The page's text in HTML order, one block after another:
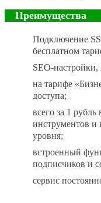
Преимущества
Подключение
бесплатном
SEO-
на тарифе
доступа;
всего за 1
инструментов и
уровня;
встроенный
подписчиков и
сервис